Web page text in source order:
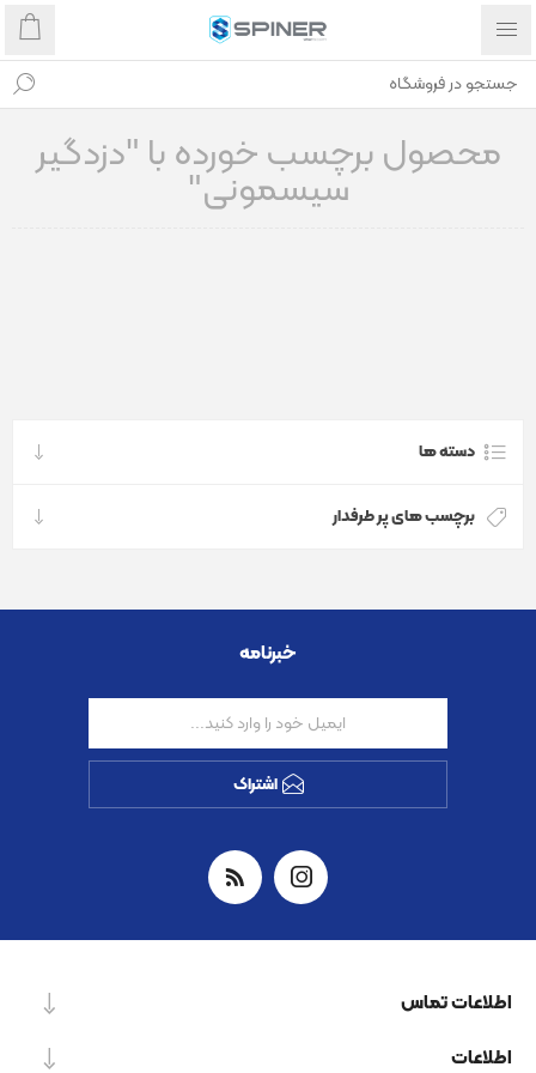
محصول برچسب خورده با "دزدگیر
سیسمونی"
دسته ها
برچسب های پر طرفدار
خبرنامه
اشتراک
اطلاعات تماس
اطلاعات